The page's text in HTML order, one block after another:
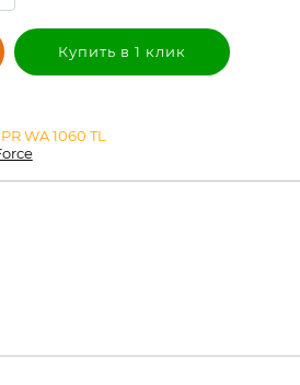
Купить в 1 клик
WA 1060 TL